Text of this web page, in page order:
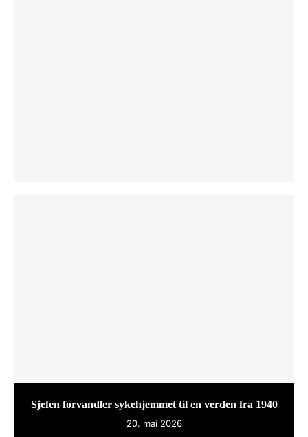
Sjefen forvandler sykehjemmet til en verden fra 1940
20. mai 2026